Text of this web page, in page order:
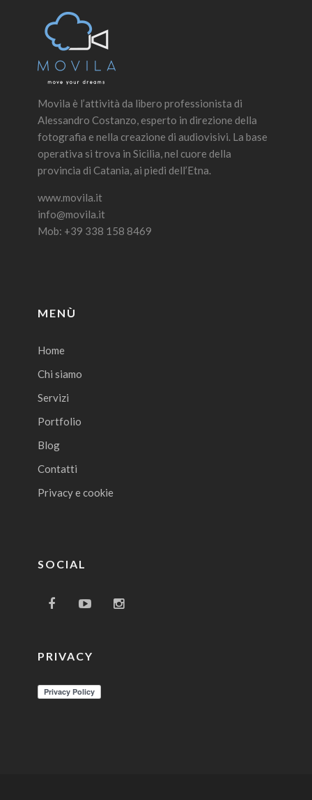
Movila è l’attività da libero professionista di
Alessandro Costanzo, esperto in direzione della
fotografia e nella creazione di audiovisivi. La base
operativa si trova in Sicilia, nel cuore della
provincia di Catania, ai piedi dell’Etna.
www.movila.it
info@movila.it
Mob: +39 338 158 8469
MENÙ
Home
Chi siamo
Servizi
Portfolio
Blog
Contatti
Privacy e cookie
SOCIAL
PRIVACY